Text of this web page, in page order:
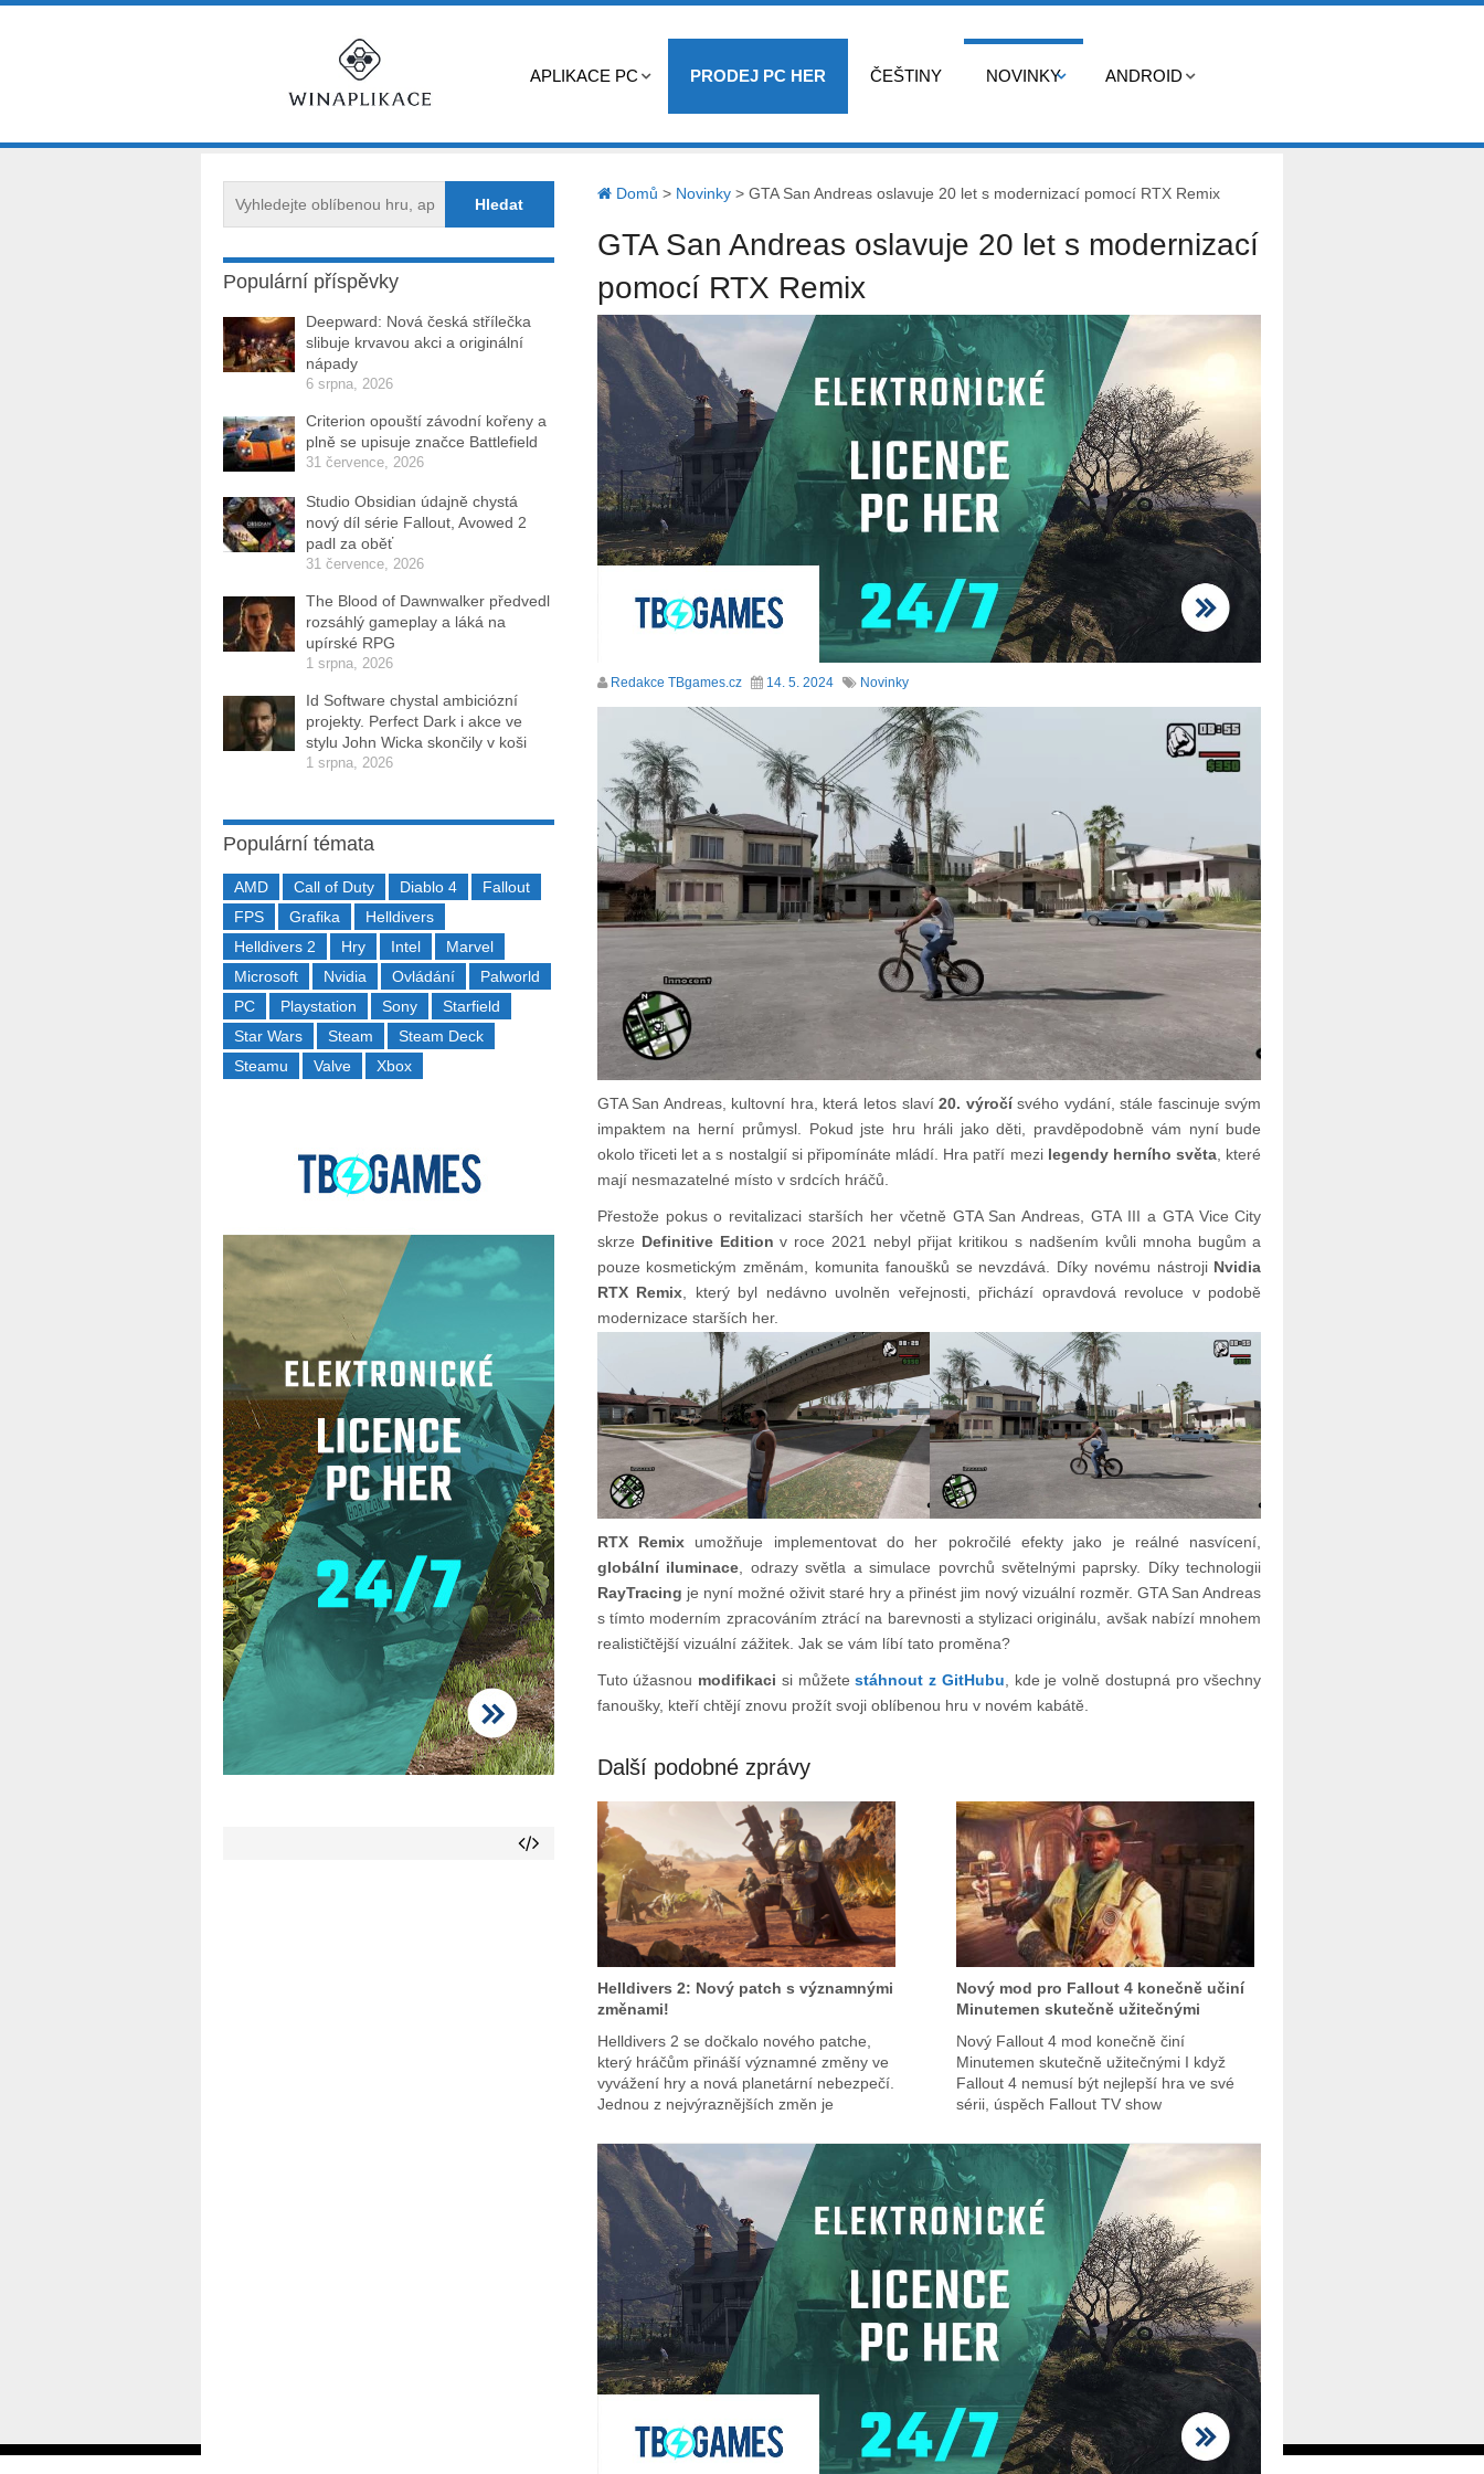
APLIKACE PC PRODEJ PC HER ČEŠTINY NOVINKY ANDROID
Domů > Novinky> GTA San Andreas oslavuje 20 let s modernizací pomocí RTX Remix
GTA San Andreas oslavuje 20 let s modernizací
pomocí RTX Remix
Redakce TBgames.cz 14. 5. 2024 Novinky
GTA San Andreas, kultovní hra, která letos slaví20. výročísvého vydání, stále fascinuje svým
impaktem na herní průmysl. Pokud jste hru hráli jako děti, pravděpodobně vám nyní bude
okolo třiceti let a s nostalgií si připomínáte mládí. Hra patří mezi legendy herního světa, které
mají nesmazatelné místo v srdcích hráčů.
Přestože pokus o revitalizaci starších her včetně GTA San Andreas, GTA III a GTA Vice City
skrze Definitive Edition v roce 2021 nebyl přijat kritikou s nadšením kvůli mnoha bugům a
pouze kosmetickým změnám, komunita fanoušků se nevzdává. Díky novému nástroji Nvidia
RTX Remix, který byl nedávno uvolněn veřejnosti, přichází opravdová revoluce v podobě
modernizace starších her.
RTX Remix umožňuje implementovat do her pokročilé efekty jako je reálné nasvícení,
globální iluminace, odrazy světla a simulace povrchů světelnými paprsky. Díky technologii
RayTracing je nyní možné oživit staré hry a přinést jim nový vizuální rozměr. GTA San Andreas
s tímto moderním zpracováním ztrácí na barevnosti a stylizaci originálu, avšak nabízí mnohem
realističtější vizuální zážitek. Jak se vám líbí tato proměna?
Tuto úžasnou modifikaci si můžetestáhnout z GitHubu, kde je volně dostupná pro všechny
fanoušky, kteří chtějí znovu prožít svoji oblíbenou hru v novém kabátě.
Další podobné zprávy
Helldivers 2: Nový patch s významnými
změnami!
Helldivers 2 se dočkalo nového patche,
který hráčům přináší významné změny ve
vyvážení hry a nová planetární nebezpečí.
Jednou z nejvýraznějších změn je
Nový mod pro Fallout 4 konečně učiní
Minutemen skutečně užitečnými
Nový Fallout 4 mod konečně činí
Minutemen skutečně užitečnými I když
Fallout 4 nemusí být nejlepší hra ve své
sérii, úspěch Fallout TV show
Populární příspěvky
Deepward: Nová česká střílečka
slibuje krvavou akci a originální
nápady
6 srpna, 2026
Criterion opouští závodní kořeny a
plně se upisuje značce Battlefield
31 července, 2026
Studio Obsidian údajně chystá
nový díl série Fallout, Avowed 2
padl za oběť
31 července, 2026
The Blood of Dawnwalker předvedl
rozsáhlý gameplay a láká na
upírské RPG
1 srpna, 2026
Id Software chystal ambiciózní
projekty. Perfect Dark i akce ve
stylu John Wicka skončily v koši
1 srpna, 2026
Populární témata
AMD Call of Duty Diablo 4
Fallout
FPS
Grafika
Helldivers
Helldivers 2
Hry Intel
Marvel
Microsoft
Nvidia Ovládání
Palworld
PC
Playstation Sony
Starfield
Star Wars
Steam
Steam Deck
Steamu
Valve Xbox